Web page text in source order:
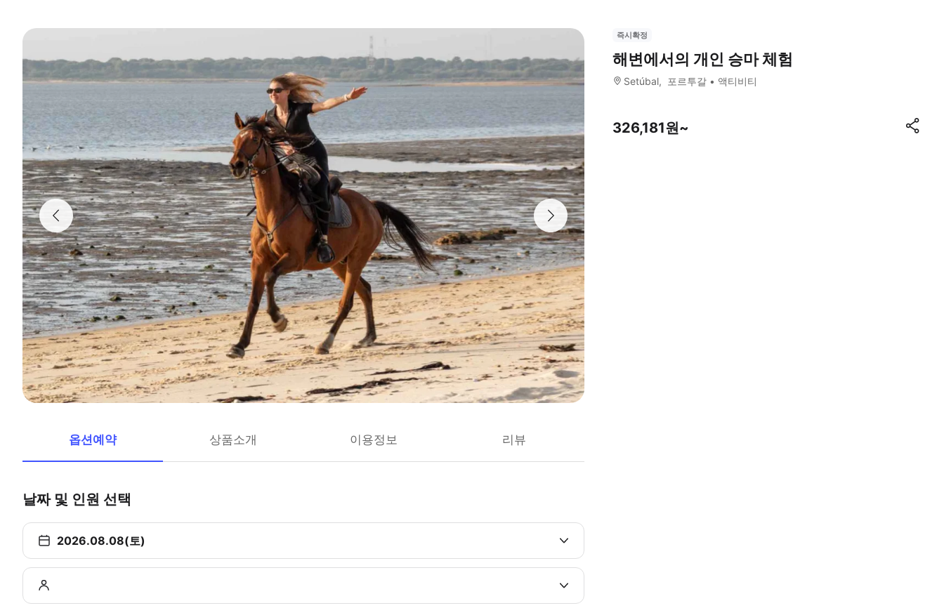
옵션예약 상품소개 이용정보 리뷰
날짜 및 인원 선택
2026.08.08(토)
즉시확정
해변에서의 개인 승마 체험
Setúbal 포르투갈 액티비티
326,181원~